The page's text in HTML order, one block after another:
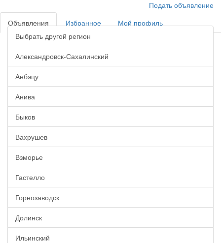
Подать объявление
Объявления
Избранное
Мой профиль
Выбрать другой регион
Александровск-Сахалинский
Анбэцу
Анива
Быков
Вахрушев
Взморье
Гастелло
Горнозаводск
Долинск
Ильинский